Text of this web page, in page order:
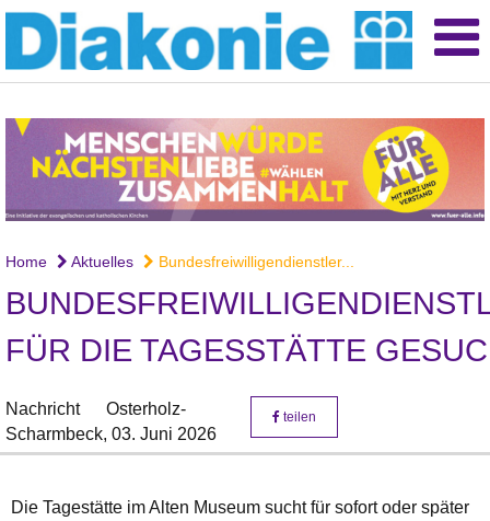
Home Aktuelles Bundesfreiwilligendienstler...
FÜR DIE TAGESSTÄTTE
Nachricht
Osterholz-
Scharmbeck, 03. Juni 2026
teilen
Die Tagestätte im Alten Museum sucht für sofort oder später